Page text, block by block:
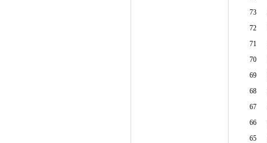
73
72
71
70
69
68
67
66
65